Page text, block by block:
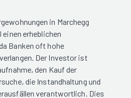
in Marchegg
einen erheblichen
Banken oft hohe
Der Investor ist
den Kauf der
die Instandhaltung und
verantwortlich. Dies